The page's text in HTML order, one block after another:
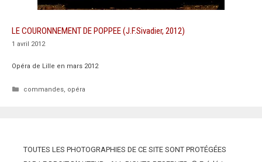
LE COURONNEMENT DE POPPEE (J.F.Sivadier, 2012)
1 avril 2012
Opéra de Lille en mars 2012
Catégories
commandes, opéra
TOUTES LES PHOTOGRAPHIES DE CE SITE SONT PROTÉGÉES